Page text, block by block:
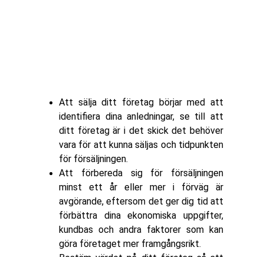
Att sälja ditt företag börjar med att
identifiera dina anledningar, se till att
ditt företag är i det skick det behöver
vara för att kunna säljas och tidpunkten
för försäljningen.
Att förbereda sig för försäljningen
minst ett år eller mer i förväg är
avgörande, eftersom det ger dig tid att
förbättra dina ekonomiska uppgifter,
kundbas och andra faktorer som kan
göra företaget mer framgångsrikt.